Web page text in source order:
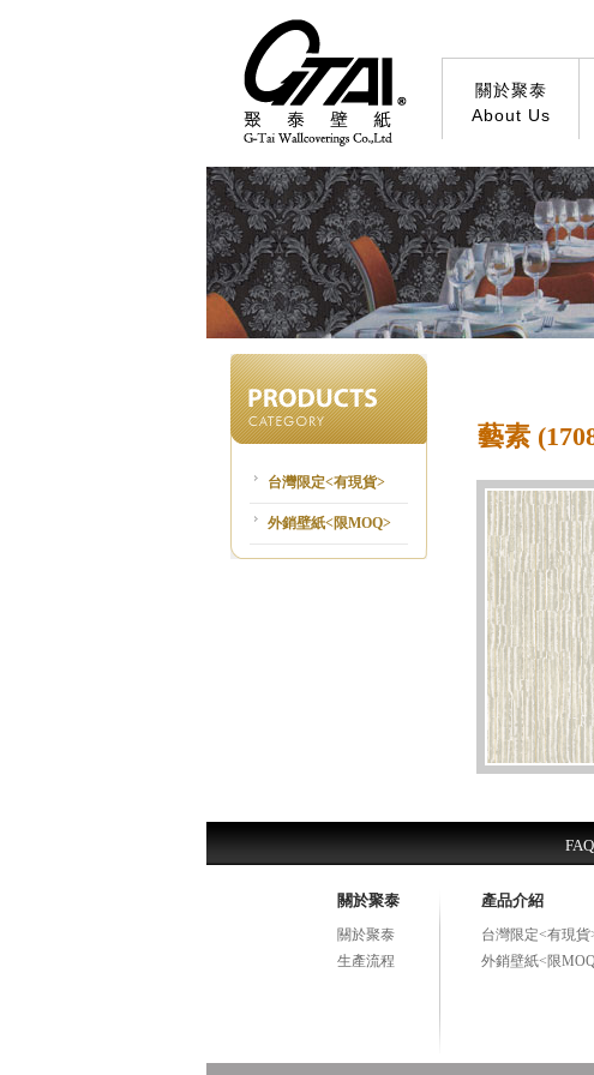
關於聚泰
About Us
台灣限定<有現貨>
外銷壁紙<限MOQ>
藝素
FAQ
關於聚泰
關於聚泰
生產流程
產品介紹
台灣限定<有現貨
外銷壁紙<限